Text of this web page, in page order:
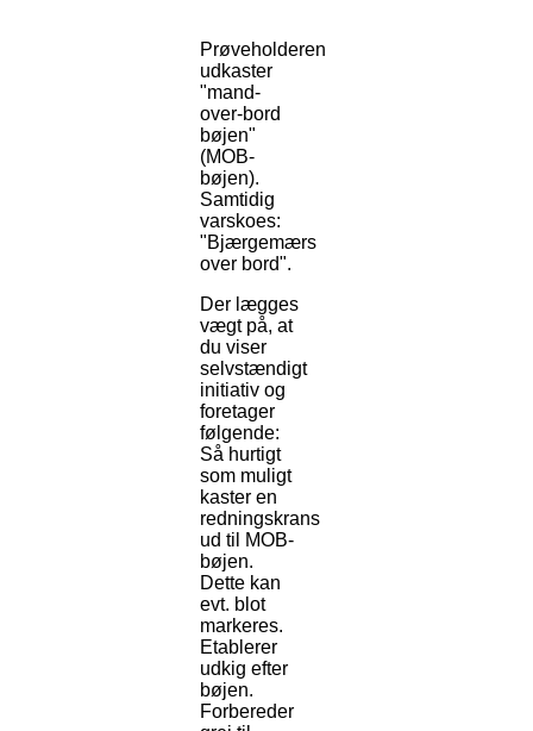
Prøveholderen
udkaster
"mand-
over-bord
bøjen"
(MOB-
bøjen).
Samtidig
varskoes:
"Bjærgemærs
over bord".
Der lægges
vægt på, at
du viser
selvstændigt
initiativ og
foretager
følgende:
Så hurtigt
som muligt
kaster en
redningskrans
ud til MOB-
bøjen.
Dette kan
evt. blot
markeres.
Etablerer
udkig efter
bøjen.
Forbereder